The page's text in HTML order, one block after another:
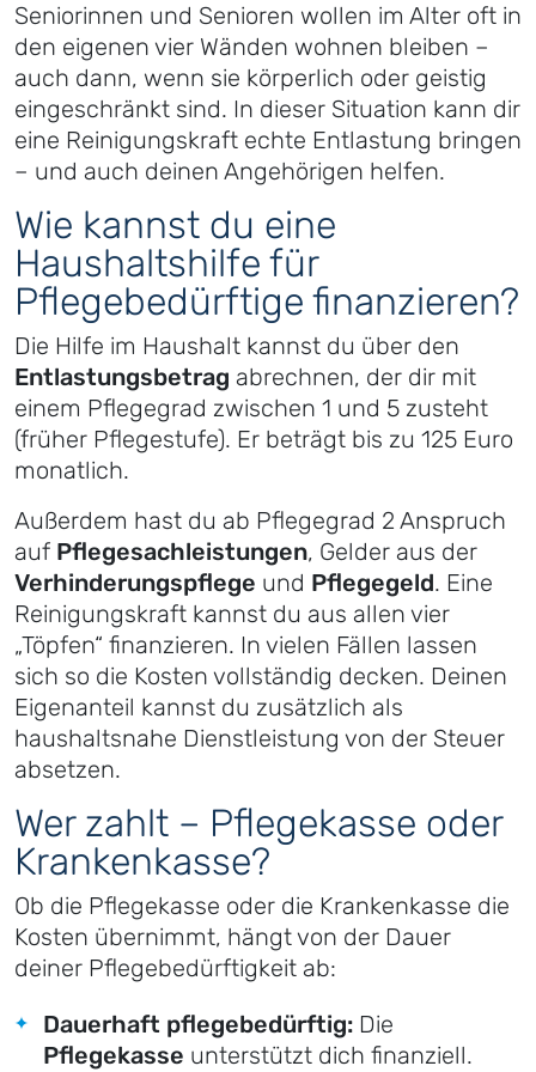
Seniorinnen und Senioren wollen im Alter oft in
den eigenen vier Wänden wohnen bleiben –
auch dann, wenn sie körperlich oder geistig
eingeschränkt sind. In dieser Situation kann dir
eine Reinigungskraft echte Entlastung bringen
– und auch deinen Angehörigen helfen.
Wie kannst du eine
Haushaltshilfe für
Pflegebedürftige finanzieren?
Die Hilfe im Haushalt kannst du über den
Entlastungsbetrag abrechnen, der dir mit
einem Pflegegrad zwischen 1 und 5 zusteht
(früher Pflegestufe). Er beträgt bis zu 125 Euro
monatlich.
Außerdem hast du ab Pflegegrad 2 Anspruch
auf Pflegesachleistungen, Gelder aus der
Verhinderungspflege und Pflegegeld. Eine
Reinigungskraft kannst du aus allen vier
„Töpfen“ finanzieren. In vielen Fällen lassen
sich so die Kosten vollständig decken. Deinen
Eigenanteil kannst du zusätzlich als
haushaltsnahe Dienstleistung von der Steuer
absetzen.
Wer zahlt – Pflegekasse oder
Krankenkasse?
Ob die Pflegekasse oder die Krankenkasse die
Kosten übernimmt, hängt von der Dauer
deiner Pflegebedürftigkeit ab:
Dauerhaft pflegebedürftig: Die
Pflegekasse unterstützt dich finanziell.